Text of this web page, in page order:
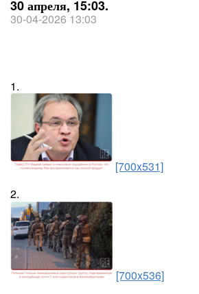
30 апреля, 15:03.
30-04-2026 13:03
1.
[700x531]
2.
[700x536]